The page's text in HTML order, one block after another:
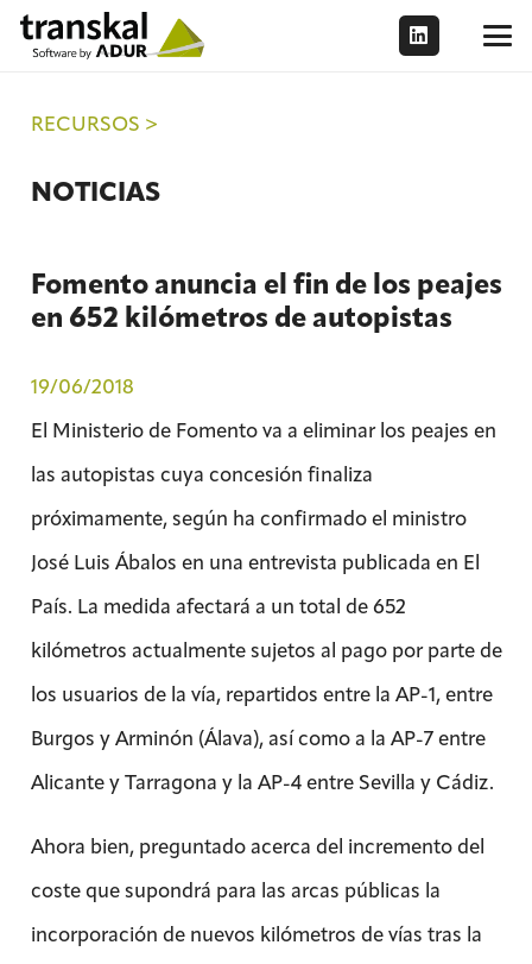
RECURSOS >
NOTICIAS
Fomento anuncia el fin de los peajes
en 652 kilómetros de autopistas
19/06/2018
El Ministerio de Fomento va a eliminar los peajes en
las autopistas cuya concesión finaliza
próximamente, según ha confirmado el ministro
José Luis Ábalos en una entrevista publicada en El
País. La medida afectará a un total de 652
kilómetros actualmente sujetos al pago por parte de
los usuarios de la vía, repartidos entre la AP-1, entre
Burgos y Arminón (Álava), así como a la AP-7 entre
Alicante y Tarragona y la AP-4 entre Sevilla y Cádiz.
Ahora bien, preguntado acerca del incremento del
coste que supondrá para las arcas públicas la
incorporación de nuevos kilómetros de vías tras la